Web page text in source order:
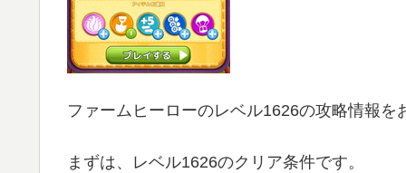
ファームヒーローのレベル1626の攻略情報を
まずは、レベル1626のクリア条件です。